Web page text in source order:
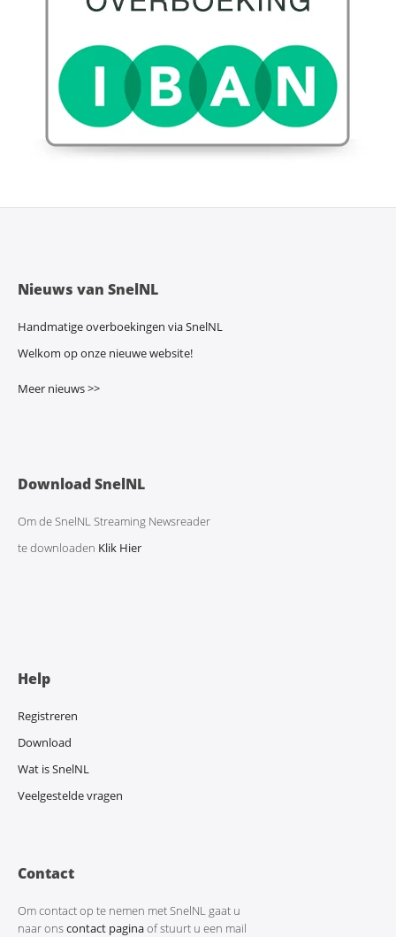
Nieuws van SnelNL
Handmatige overboekingen via SnelNL
Welkom op onze nieuwe website!
Meer nieuws >>
Download SnelNL
Om de SnelNL Streaming Newsreader
te downloaden Klik Hier
Help
Registreren
Download
Wat is SnelNL
Veelgestelde vragen
Contact
Om contact op te nemen met SnelNL gaat u
naar onscontact paginaof stuurt u een mail